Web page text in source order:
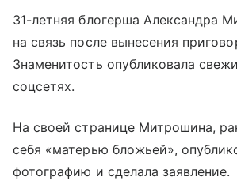
31-летняя блогерша Александра
на связь после вынесения
Знаменитость опубликовала
соцсетях.
На своей странице Митрошина,
себя «матерью бложьей»,
фотографию и сделала заявление.